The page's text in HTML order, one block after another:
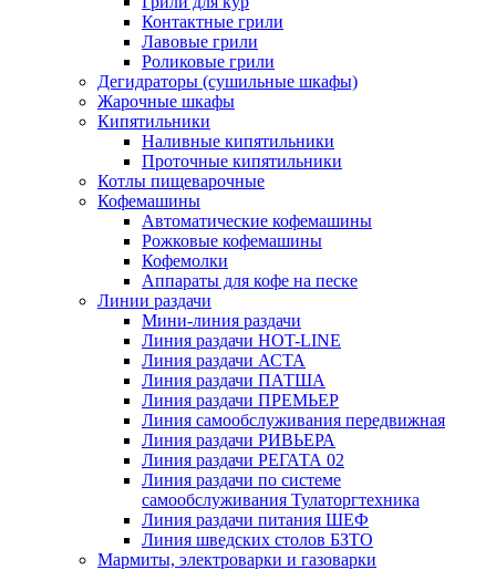
Контактные грили
Лавовые грили
Роликовые грили
Дегидраторы (сушильные шкафы)
Жарочные шкафы
Кипятильники
Наливные кипятильники
Проточные кипятильники
Котлы пищеварочные
Кофемашины
Автоматические кофемашины
Рожковые кофемашины
Кофемолки
Аппараты для кофе на песке
Линии раздачи
Мини-линия раздачи
Линия раздачи HOT-LINE
Линия раздачи АСТА
Линия раздачи ПАТША
Линия раздачи ПРЕМЬЕР
Линия самообслуживания передвижная
Линия раздачи РИВЬЕРА
Линия раздачи РЕГАТА 02
Линия раздачи по системе
самообслуживания Тулаторгтехника
Линия раздачи питания ШЕФ
Линия шведских столов БЗТО
Мармиты, электроварки и газоварки